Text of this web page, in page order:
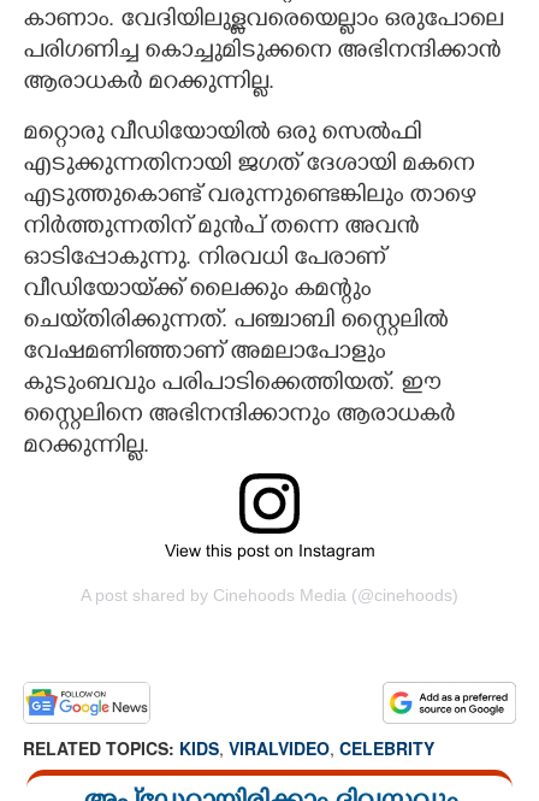
കാണാം. വേദിയിലുള്ളവരെയെല്ലാം ഒരുപോലെ
പരിഗണിച്ച കൊച്ചുമിടുക്കനെ അഭിനന്ദിക്കാൻ
ആരാധകർ മറക്കുന്നില്ല.
മറ്റൊരു വീഡിയോയിൽ ഒരു സെൽഫി
എടുക്കുന്നതിനായി ജഗത് ദേശായി മകനെ
എടുത്തുകൊണ്ട് വരുന്നുണ്ടെങ്കിലും താഴെ
നിർത്തുന്നതിന് മുൻപ് തന്നെ അവൻ
ഓടിപ്പോകുന്നു. നിരവധി പേരാണ്
വീഡിയോയ്‌ക്ക് ലൈക്കും കമന്റും
ചെയ്‌തിരിക്കുന്നത്. പഞ്ചാബി സ്റ്റൈലിൽ
വേഷമണിഞ്ഞാണ് അമലാപോളും
കുടുംബവും പരിപാടിക്കെത്തിയത്. ഈ
സ്റ്റൈലിനെ അഭിനന്ദിക്കാനും ആരാധകർ
മറക്കുന്നില്ല.
View this post on Instagram
A post shared by Cinehoods Media (@cinehoods)
RELATED TOPICS: KIDS, VIRALVIDEO, CELEBRITY